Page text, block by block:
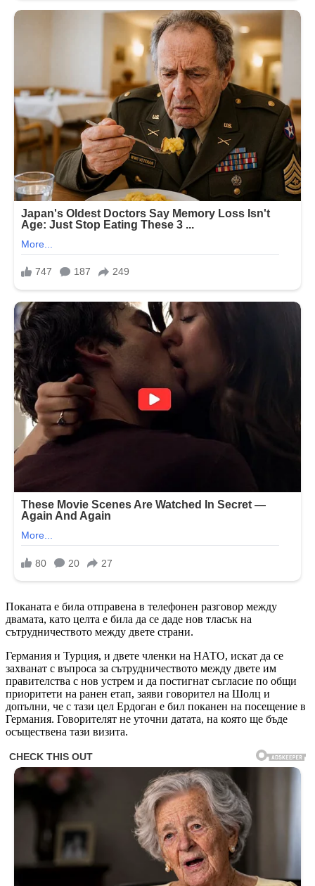
Поканата е била отправена в телефонен разговор между
двамата, като целта е била да се даде нов тласък на
сътрудничеството между двете страни.
Германия и Турция, и двете членки на НАТО, искат да се
захванат с въпроса за сътрудничеството между двете им
правителства с нов устрем и да постигнат съгласие по общи
приоритети на ранен етап, заяви говорител на Шолц и
допълни, че с тази цел Ердоган е бил поканен на посещение в
Германия. Говорителят не уточни датата, на която ще бъде
осъществена тази визита.